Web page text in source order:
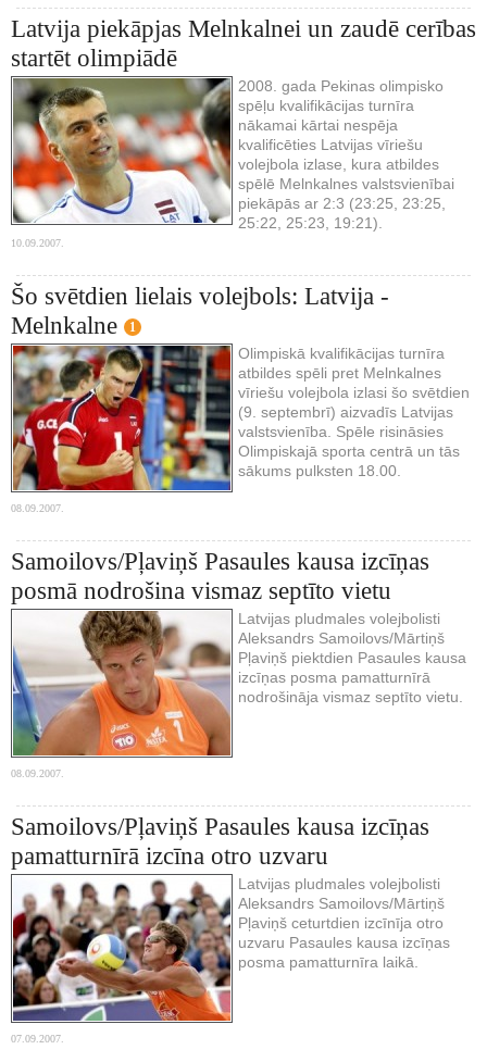
Latvija piekāpjas Melnkalnei un zaudē cerības
startēt olimpiādē
2008. gada Pekinas olimpisko
spēļu kvalifikācijas turnīra
nākamai kārtai nespēja
kvalificēties Latvijas vīriešu
volejbola izlase, kura atbildes
spēlē Melnkalnes valstsvienībai
piekāpās ar 2:3 (23:25, 23:25,
25:22, 25:23, 19:21).
10.09.2007.
Šo svētdien lielais volejbols: Latvija -
Melnkalne
1
Olimpiskā kvalifikācijas turnīra
atbildes spēli pret Melnkalnes
vīriešu volejbola izlasi šo svētdien
(9. septembrī) aizvadīs Latvijas
valstsvienība. Spēle risināsies
Olimpiskajā sporta centrā un tās
sākums pulksten 18.00.
08.09.2007.
Samoilovs/Pļaviņš Pasaules kausa izcīņas
posmā nodrošina vismaz septīto vietu
Latvijas pludmales volejbolisti
Aleksandrs Samoilovs/Mārtiņš
Pļaviņš piektdien Pasaules kausa
izcīņas posma pamatturnīrā
nodrošināja vismaz septīto vietu.
08.09.2007.
Samoilovs/Pļaviņš Pasaules kausa izcīņas
pamatturnīrā izcīna otro uzvaru
Latvijas pludmales volejbolisti
Aleksandrs Samoilovs/Mārtiņš
Pļaviņš ceturtdien izcīnīja otro
uzvaru Pasaules kausa izcīņas
posma pamatturnīra laikā.
07.09.2007.